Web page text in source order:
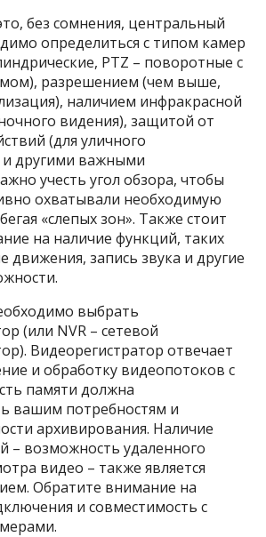
без сомнения, центральный
определиться с типом камер
PTZ – поворотные с
разрешением (чем выше,
наличием инфракрасной
видения), защитой от
(для уличного
и другими важными
учесть угол обзора, чтобы
охватывали необходимую
«слепых зон». Также стоит
на наличие функций, таких
движения, запись звука и другие
выбрать
(или NVR – сетевой
Видеорегистратор отвечает
и обработку видеопотоков с
памяти должна
вашим потребностям и
архивирования. Наличие
– возможность удаленного
видео – также является
Обратите внимание на
и совместимость с